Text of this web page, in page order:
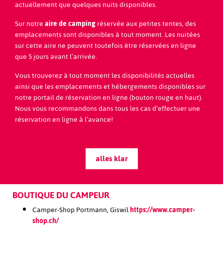
actuellement que quelques nuits disponibles.
Sur notreaire de campingréservée aux petites tentes, des
emplacements sont disponibles à tout moment. Les nuitées
sur cette aire ne peuvent toutefois être réservées en ligne
que 5 jours avant l’arrivée.
Vous trouverez à tout moment les disponibilités actuelles
ainsi que les emplacements et hébergements disponibles sur
notre portail de réservation en ligne (bouton rouge en haut).
Nous vous recommandons dans tous les cas d’effectuer une
réservation en ligne à l’avance!
alles klar
Pilatus Bahnen AGhttps://www.pilatus.ch/
Lungererseehttps://www.obwalden-
tourismus.ch/de/detail/poitype/outdooractivetour/poi/
lungerersee/
Glaubenberg/Langishttps://www.obwalden-
tourismus.ch/de/highlights/sehenswuerdigkeiten/langis-
glaubenberg/
Titlishttps://www.titlis.ch/de
Älgialphttps://www.obwalden-
https://www.obwalden-
tourismus.ch/de/highlights/sehenswuerdigkeiten/flueeli-
BOUTIQUE DU CAMPEUR
Camper-Shop Portmann, Giswilhttps://www.camper-
shop.ch/